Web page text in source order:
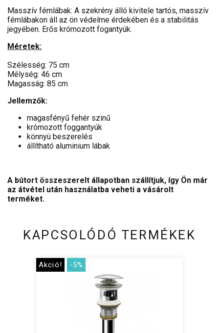
Masszív fémlábak: A szekrény álló kivitele tartós, masszív
fémlábakon áll az ön védelme érdekében és a stabilitás
jegyében. Erős krómozott fogantyúk.
Méretek:
Szélesség: 75 cm
Mélység: 46 cm
Magasság: 85 cm
Jellemzők:
magasfényű fehér szinű
krómozott foggantyúk
könnyü beszerelés
állítható aluminium lábak
A bútort összeszerelt állapotban szállítjuk, így Ön már
az átvétel után használatba veheti a vásárolt
terméket.
KAPCSOLÓDÓ TERMÉKEK
Akció! -5%